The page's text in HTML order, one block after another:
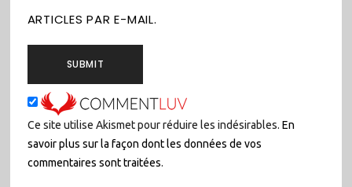
ARTICLES PAR E-MAIL.
Ce site utilise Akismet pour réduire les indésirables. En
savoir plus sur la façon dont les données de vos
commentaires sont traitées.